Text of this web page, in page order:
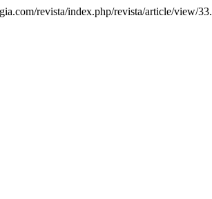
revista/index.php/revista/article/view/33.